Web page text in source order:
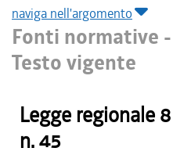
naviga nell'argomento
Fonti normative
Testo vigente
Legge regionale
n.45